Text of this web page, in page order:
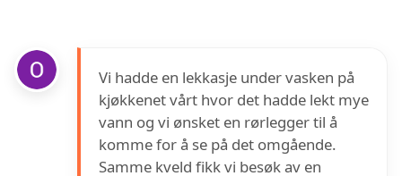
Vi hadde en lekkasje under vasken på
kjøkkenet vårt hvor det hadde lekt mye
vann og vi ønsket en rørlegger til å
komme for å se på det omgående.
Samme kveld fikk vi besøk av en